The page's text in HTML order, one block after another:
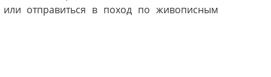
отправиться в поход по живописным